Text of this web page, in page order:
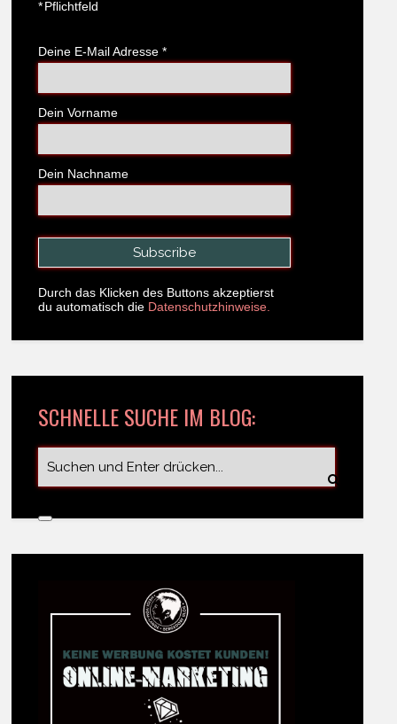
*Pflichtfeld
Deine E-Mail Adresse *
Dein Vorname
Dein Nachname
Durch das Klicken des Buttons akzeptierst
du automatisch die Datenschutzhinweise.
SCHNELLE SUCHE IM BLOG: